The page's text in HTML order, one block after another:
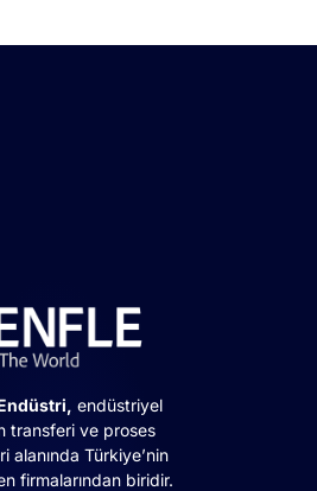
endüstriyel
transferi ve proses
alanında Türkiye’nin
firmalarından biridir.